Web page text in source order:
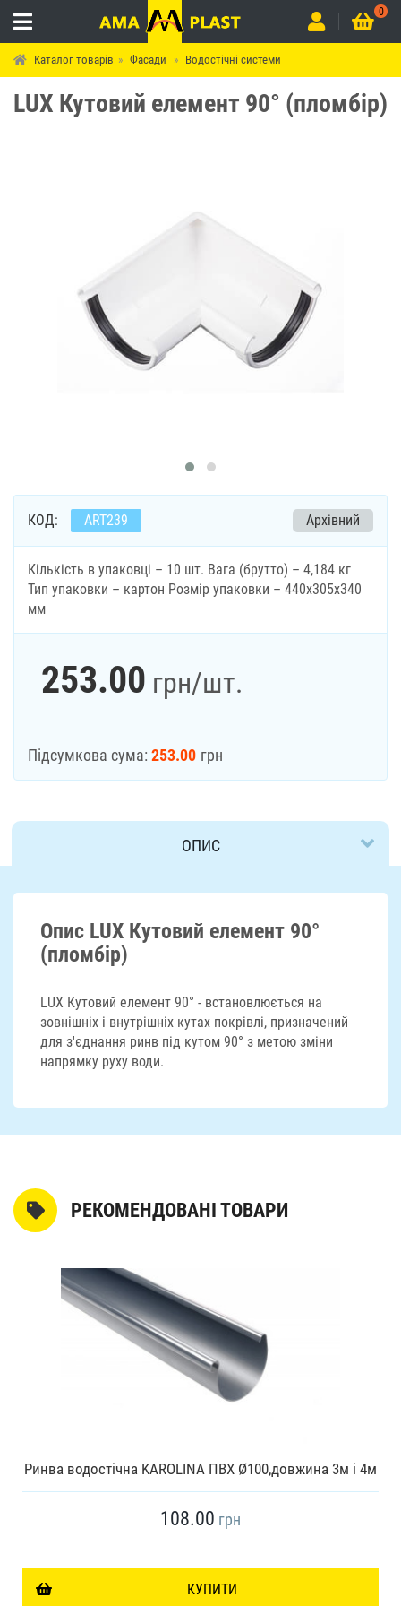
0
Каталог товарів Фасади Водостічні системи
LUX Кутовий елемент 90° (пломбір)
КОД: ART239 Архівний
Кількість в упаковці – 10 шт. Вага (брутто) – 4,184 кг
Тип упаковки – картон Розмір упаковки – 440х305х340
мм
253.00 грн/шт.
Підсумкова сума: 253.00 грн
ОПИС
ДОСТАВКА
Опис LUX Кутовий елемент 90°
(пломбір)
LUX Кутовий елемент 90° - встановлюється на
зовнішніх і внутрішніх кутах покрівлі, призначений
для з'єднання ринв під кутом 90° з метою зміни
напрямку руху води.
РЕКОМЕНДОВАНІ ТОВАРИ
Ринва водостічна KAROLINA ПВХ Ø100,довжина 3м і 4м
108.00 грн
КУПИТИ